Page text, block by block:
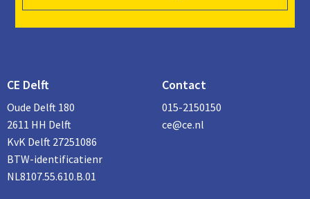
CE Delft
Oude Delft 180
2611 HH Delft
KvK Delft 27251086
BTW-identificatienr
NL8107.55.610.B.01
Contact
015-2150150
ce@ce.nl